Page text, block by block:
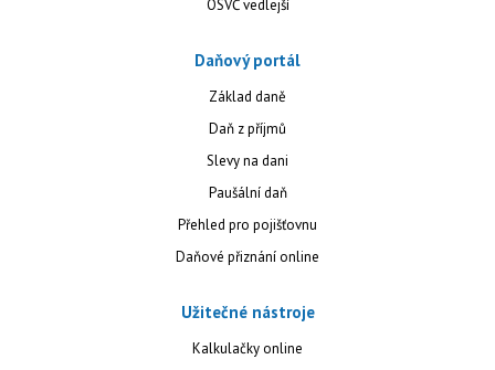
OSVČ vedlejší
Daňový portál
Základ daně
Daň z příjmů
Slevy na dani
Paušální daň
Přehled pro pojišťovnu
Daňové přiznání online
Užitečné nástroje
Kalkulačky online